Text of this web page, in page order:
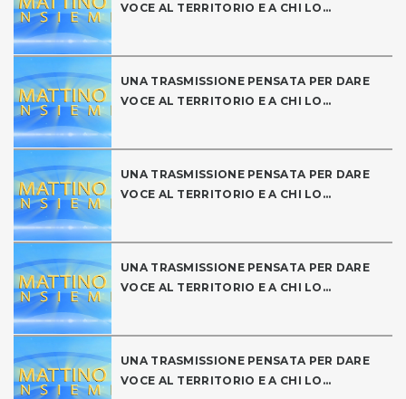
VOCE AL TERRITORIO E A CHI LO...
UNA TRASMISSIONE PENSATA PER DARE
VOCE AL TERRITORIO E A CHI LO...
UNA TRASMISSIONE PENSATA PER DARE
VOCE AL TERRITORIO E A CHI LO...
UNA TRASMISSIONE PENSATA PER DARE
VOCE AL TERRITORIO E A CHI LO...
UNA TRASMISSIONE PENSATA PER DARE
VOCE AL TERRITORIO E A CHI LO...